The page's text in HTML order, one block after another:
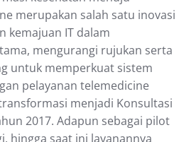
merupakan salah satu inovasi
kemajuan IT dalam
mengurangi rujukan serta
untuk memperkuat sistem
pelayanan telemedicine
menjadi Konsultasi
2017. Adapun sebagai pilot
hingga saat ini layanannya